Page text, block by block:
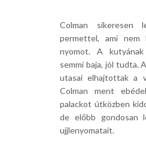
Colman sikeresen
permettel, ami nem
nyomot. A
semmi baja, jól tudta.
utasai elhajtottak a
Colman ment
palackot útközben
de előbb gondosan
ujjlenyomatait.